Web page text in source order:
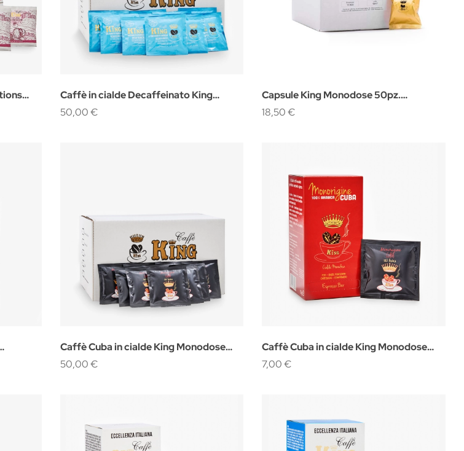
Caffè in cialde Decaffeinato King
Monodose 150pz.
50,00 €
Capsule King Monodose 50pz.
Compatibili Fap
18,50 €
Caffè Cuba in cialde King Monodose
150pz.
50,00 €
Caffè Cuba in cialde King Monodose
18pz.
7,00 €